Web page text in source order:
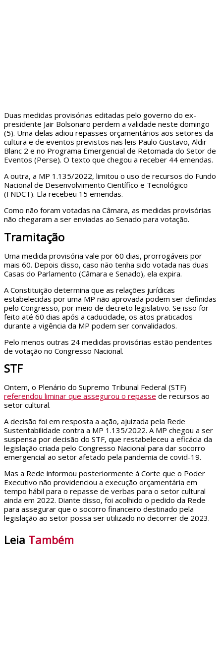
Duas medidas provisórias editadas pelo governo do ex-
presidente Jair Bolsonaro perdem a validade neste domingo
(5). Uma delas adiou repasses orçamentários aos setores da
cultura e de eventos previstos nas leis Paulo Gustavo, Aldir
Blanc 2 e no Programa Emergencial de Retomada do Setor de
Eventos (Perse). O texto que chegou a receber 44 emendas.
A outra, a MP 1.135/2022, limitou o uso de recursos do Fundo
Nacional de Desenvolvimento Científico e Tecnológico
(FNDCT). Ela recebeu 15 emendas.
Como não foram votadas na Câmara, as medidas provisórias
não chegaram a ser enviadas ao Senado para votação.
Tramitação
Uma medida provisória vale por 60 dias, prorrogáveis por
mais 60. Depois disso, caso não tenha sido votada nas duas
Casas do Parlamento (Câmara e Senado), ela expira.
A Constituição determina que as relações jurídicas
estabelecidas por uma MP não aprovada podem ser definidas
pelo Congresso, por meio de decreto legislativo. Se isso for
feito até 60 dias após a caducidade, os atos praticados
durante a vigência da MP podem ser convalidados.
Pelo menos outras 24 medidas provisórias estão pendentes
de votação no Congresso Nacional.
STF
Ontem, o Plenário do Supremo Tribunal Federal (STF)
referendou liminar que assegurou o repasse de recursos ao
setor cultural.
A decisão foi em resposta a ação, ajuizada pela Rede
Sustentabilidade contra a MP 1.135/2022. A MP chegou a ser
suspensa por decisão do STF, que restabeleceu a eficácia da
legislação criada pelo Congresso Nacional para dar socorro
emergencial ao setor afetado pela pandemia de covid-19.
Mas a Rede informou posteriormente à Corte que o Poder
Executivo não providenciou a execução orçamentária em
tempo hábil para o repasse de verbas para o setor cultural
ainda em 2022. Diante disso, foi acolhido o pedido da Rede
para assegurar que o socorro financeiro destinado pela
legislação ao setor possa ser utilizado no decorrer de 2023.
Leia Também